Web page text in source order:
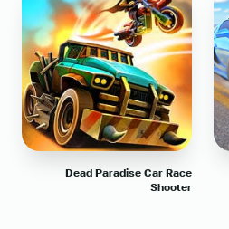
Dead Paradise Car Race
Shooter